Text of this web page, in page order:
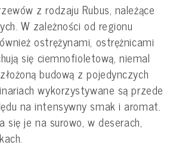
z rodzaju Rubus, należące
W zależności od regionu
ostrężynami, ostrężnicami
się ciemnofioletową, niemal
budową z pojedynczych
wykorzystywane są przede
na intensywny smak i aromat.
się je na surowo, w deserach,